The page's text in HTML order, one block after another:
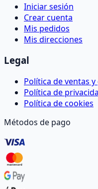
Iniciar sesión
Crear cuenta
Mis pedidos
Mis direcciones
Legal
Política de ventas
Política de
Política de cookies
Métodos de pago